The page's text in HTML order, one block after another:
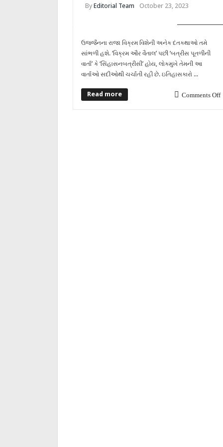
By Editorial Team October 23, 2023
ઉજ્જૈનના રાજા વિક્રમ વિશેની અનેક દંતકથાઓ તમે
સાંભળી હશે. ‘વિક્રમ ઔર વૈતાલ’ પછી ‘બત્રીસ પૂતળીની
વાર્તા’ કે ‘સિંહાસનબત્રીસી’ હોય, લોકમુખે તેમની આ
વાર્તાઓ સદીઓથી ચર્ચાતી રહી છે. ઇતિહાસકારો ...
Read more Comments Off